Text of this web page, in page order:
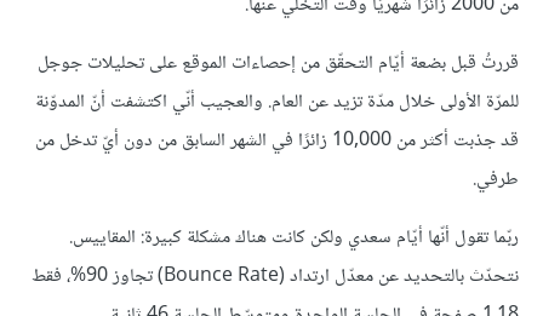
قررتُ قبل بضعة أيّام التحقّق من إحصاءات الموقع على تحليلات جوجل
للمرّة الأولى خلال مدّة تزيد عن العام. والعجيب أنّي اكتشفت أنّ المدوّنة
قد جذبت أكثر من 10,000 زائرًا في الشهر السابق من دون أيّ تدخل من
طرفي.
ربّما تقول أنّها أيّام سعدي ولكن كانت هناك مشكلة كبيرة: المقاييس.
نتحدّث بالتحديد عن معدّل ارتداد (Bounce Rate) تجاوز 90%، فقط